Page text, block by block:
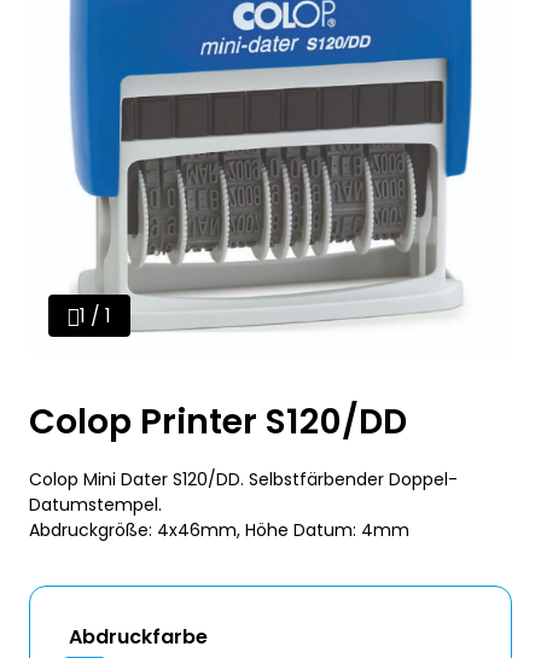
1 / 1
Colop Printer S120/DD
Colop Mini Dater S120/DD. Selbstfärbender Doppel-
Datumstempel.
Abdruckgröße: 4x46mm, Höhe Datum: 4mm
Abdruckfarbe